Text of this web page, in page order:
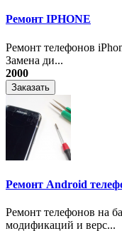
Ремонт IPHONE
Ремонт телефонов
Замена ди...
2000
Заказать
Ремонт Android
Ремонт телефонов на
модификаций и верс...